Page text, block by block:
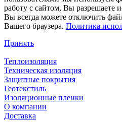
работу с сайтом, Вы разрешаете
Вы всегда можете отключить
Вашего браузера. Политика
Принять
Теплоизоляция
Техническая изоляция
Защитные покрытия
Геотекстиль
Изоляционные пленки
О компании
Доставка